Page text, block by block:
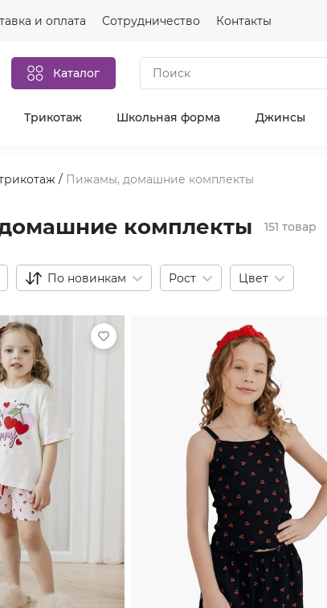
и оплата Сотрудничество Контакты
Каталог
Трикотаж Школьная форма Джинсы
/ Пижамы, домашние комплекты
комплекты 151 товар
По новинкам Рост Цвет